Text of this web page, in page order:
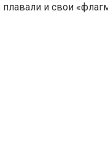
и свои